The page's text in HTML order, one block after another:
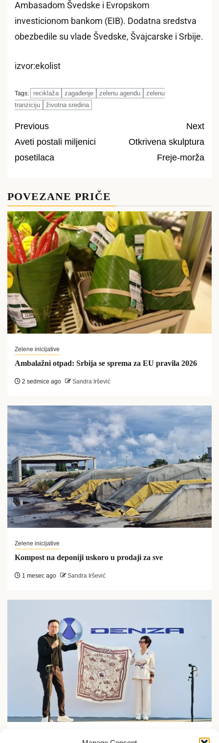
Ambasadom Švedske i Evropskom
investicionom bankom (EIB). Dodatna sredstva
obezbedile su vlade Švedske, Švajcarske i Srbije.
izvor:ekolist
Tags: reciklaža zagađenje zelenu agendu
zelenu
tranziciju
životna sredina
Post
navigation
Previous
Aveti postali miljenici
posetilaca
Next
Otkrivena skulptura
Freje-morža
POVEZANE PRIČE
Zelene inicijative
Ambalažni otpad: Srbija se sprema za EU pravila 2026
2 sedmice ago Sandra Iršević
Zelene inicijative
Kompost na deponiji uskoro u prodaji za sve
1 mesec ago Sandra Iršević